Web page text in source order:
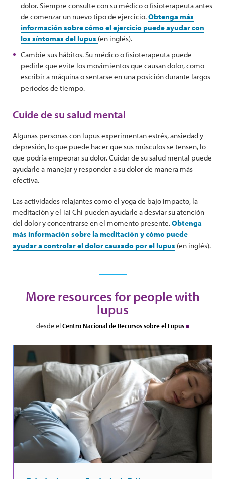
dolor. Siempre consulte con su médico o fisioterapeuta antes
de comenzar un nuevo tipo de ejercicio.Obtenga más
información sobre cómo el ejercicio puede ayudar con
los síntomas del lupus (en inglés).
Cambie sus hábitos. Su médico o fisioterapeuta puede
pedirle que evite los movimientos que causan dolor, como
escribir a máquina o sentarse en una posición durante largos
períodos de tiempo.
Cuide de su salud mental
Algunas personas con lupus experimentan estrés, ansiedad y
depresión, lo que puede hacer que sus músculos se tensen, lo
que podría empeorar su dolor. Cuidar de su salud mental puede
ayudarle a manejar y responder a su dolor de manera más
efectiva.
Las actividades relajantes como el yoga de bajo impacto, la
meditación y el Tai Chi pueden ayudarle a desviar su atención
del dolor y concentrarse en el momento presente.Obtenga
más información sobre la meditación y cómo puede
ayudar a controlar el dolor causado por el lupus (en inglés).
More resources for people with
lupus
desde elCentro Nacional de Recursos sobre el Lupus